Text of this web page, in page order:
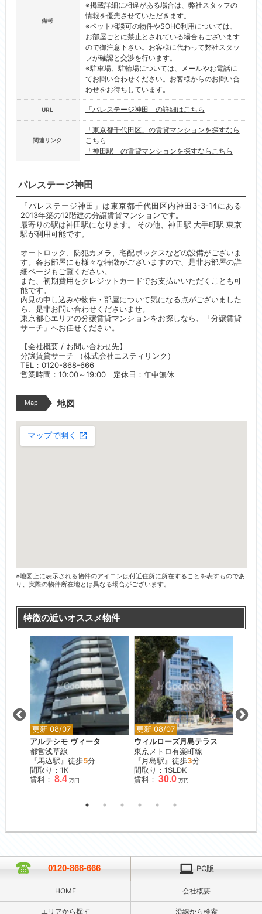
備考
※掲載詳細に相違がある場合は、弊社スタッフの
情報を優先させていただきます。
※ペット相談可の物件やSOHO利用については、
お部屋ごとに禁止とされている場合もございます
ので御注意下さい。お客様に代わって弊社スタッ
フが確認と交渉を行います。
※駐車場、駐輪場については、メールやお電話に
てお問い合わせください。お客様からのお問い合
わせをお待ちしています。
URL 「パレステージ神田」の詳細はこちら
関連リンク
「東京都千代田区」の賃貸マンションを探すなら
こちら
「神田駅」の賃貸マンションを探すならこちら
パレステージ神田
「パレステージ神田」は東京都千代田区内神田3-3-14にある
2013年築の12階建の分譲賃貸マンションです。
最寄りの駅は神田駅になります。 その他、神田駅 大手町駅 東京
駅が利用可能です。
オートロック、防犯カメラ、宅配ボックスなどの設備がございま
す。各お部屋にも様々な特徴がございますので、是非お部屋の詳
細ページもご覧ください。
また、初期費用をクレジットカードでお支払いいただくことも可
能です。
内見の申し込みや物件・部屋について気になる点がございました
ら、是非お問い合わせくださいませ。
東京都心エリアの分譲賃貸マンションをお探しなら、「分譲賃貸
サーチ」へお任せください。
【会社概要 / お問い合わせ先】
分譲賃貸サーチ （株式会社エスティリンク）
TEL：0120-868-666
営業時間：10:00～19:00 定休日：年中無休
Map 地図
※地図上に表示される物件のアイコンは付近住所に所在することを表すものであ
り、実際の物件所在地とは異なる場合がございます。
特徴の近いオススメ物件
更新 08/07
アルテシモ ヴィータ
都営浅草線
『馬込駅』徒歩5分
間取り：1K
賃料： 8.4 万円
更新 08/07
ウィルローズ月島テラス
東京メトロ有楽町線
『月島駅』徒歩3分
間取り：1SLDK
賃料： 30.0 万円
0120-868-666 PC版
HOME 会社概要
エリアから探す 沿線から検索